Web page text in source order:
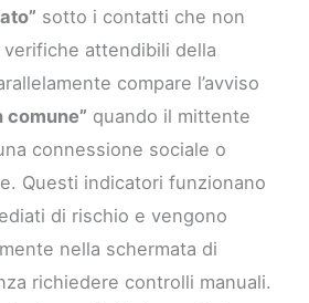
sotto i contatti che non
attendibili della
compare l’avviso
comune” quando il mittente
connessione sociale o
Questi indicatori funzionano
di rischio e vengono
nella schermata di
richiedere controlli manuali.